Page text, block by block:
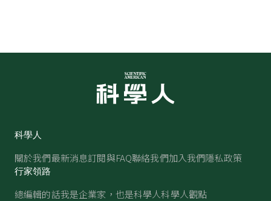
科學人
關於我們最新消息訂閱與FAQ聯絡我們加入我們隱私政策
行家領路
總編輯的話我是企業家，也是科學人科學人觀點